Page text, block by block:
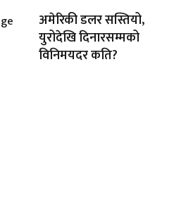
अमेरिकी डलर सस्तियो,
युरोदेखि दिनारसम्मको
विनिमयदर कति?